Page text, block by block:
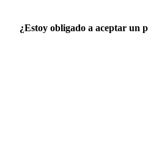
¿Estoy obligado a aceptar un